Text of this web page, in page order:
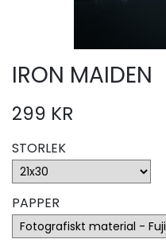
IRON MAIDEN
299 KR
STORLEK
PAPPER